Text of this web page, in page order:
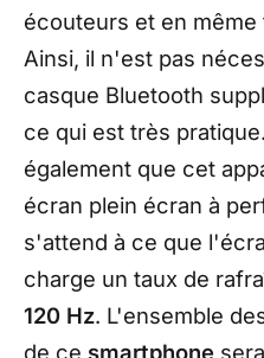
écouteurs et en
Ainsi, il n'est pas
casque Bluetooth
ce qui est très
également que cet
écran plein écran à
s'attend à ce que
charge un taux de
120 Hz. L'ensemble
de ce smartphone